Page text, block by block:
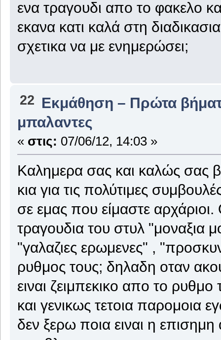
ενα τραγουδι απο το φακελο
εκανα κατι καλά στη
σχετικα να με ενημερώσει;
22 Εκμάθηση – Πρώτα
μπαλαντες
« στις: 07/06/12, 14:03 »
Καλημερα σας και καλώς σας
κια για τις πολύτιμες
σε εμας που είμαστε
τραγουδια του στυλ
"γαλαζιες ερωμενες" ,
ρυθμος τους; δηλαδη οταν
ειναι ζειμπεκικο απο το
και γενικως τετοια παρομοια
δεν ξερω ποια ειναι η